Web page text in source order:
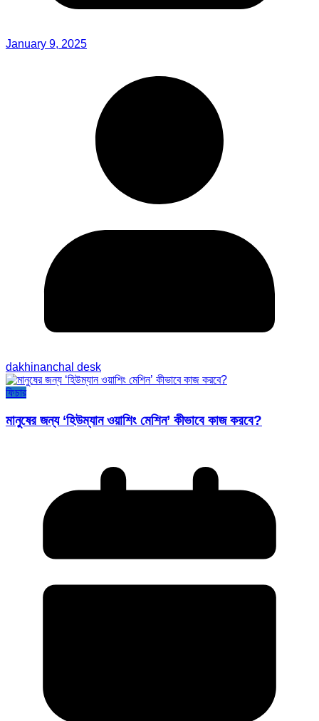
January 9, 2025
dakhinanchal desk
ফিচার
মানুষের জন্য ‘হিউম্যান ওয়াশিং মেশিন’ কীভাবে কাজ করবে?